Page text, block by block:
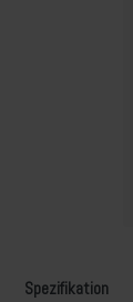
Spezifikation